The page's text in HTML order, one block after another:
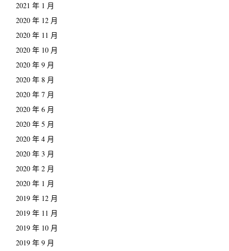
2021 年 1 月
2020 年 12 月
2020 年 11 月
2020 年 10 月
2020 年 9 月
2020 年 8 月
2020 年 7 月
2020 年 6 月
2020 年 5 月
2020 年 4 月
2020 年 3 月
2020 年 2 月
2020 年 1 月
2019 年 12 月
2019 年 11 月
2019 年 10 月
2019 年 9 月